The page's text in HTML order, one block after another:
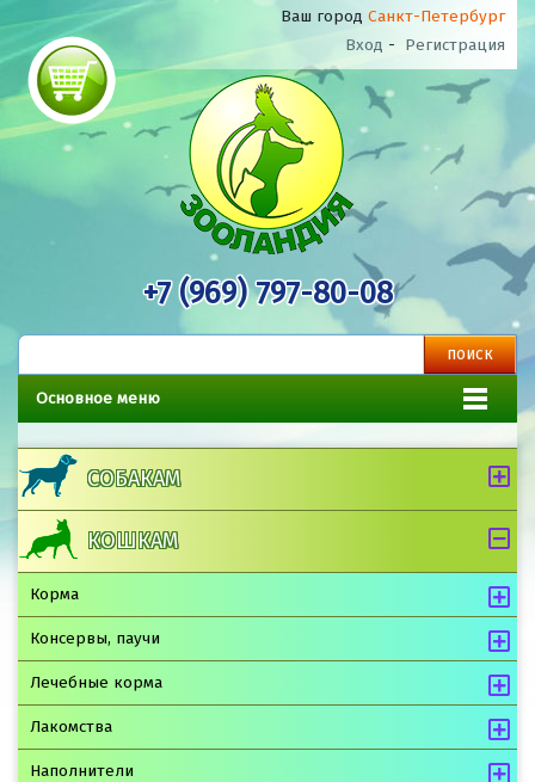
Ваш город Санкт-Петербург
Вход - Регистрация
+7 (969) 797-80-08
Основное меню
СОБАКАМ
КОШКАМ
Корма
Консервы, паучи
Лечебные корма
Лакомства
Наполнители